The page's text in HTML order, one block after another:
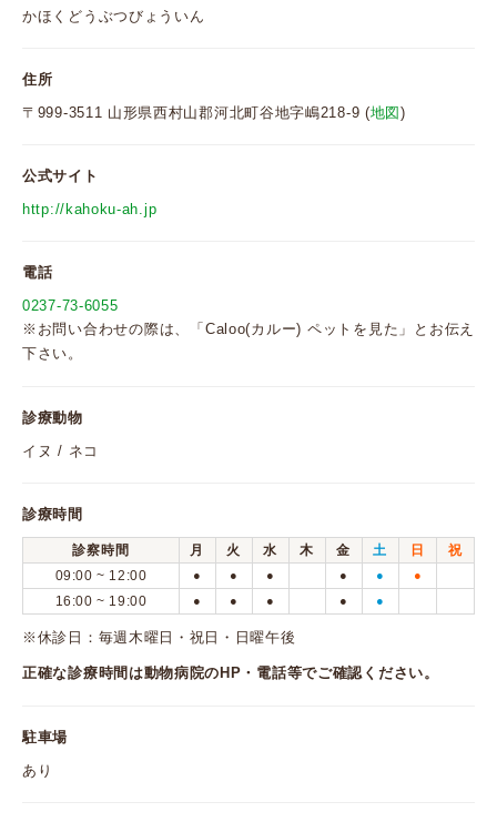
かほくどうぶつびょういん
住所
〒999-3511 山形県西村山郡河北町谷地字嶋218-9 (地図)
公式サイト
http://kahoku-ah.jp
電話
0237-73-6055
※お問い合わせの際は、「Caloo(カルー) ペットを見た」とお伝え
下さい。
診療動物
イヌ / ネコ
診療時間
診察時間 月 火 水 木 金 土 日
祝
09:00 ~ 12:00
● ● ● ● ● ●
16:00 ~ 19:00 ● ● ● ● ●
※休診日：毎週木曜日・祝日・日曜午後
正確な診療時間は動物病院のHP・電話等でご確認ください。
駐車場
あり